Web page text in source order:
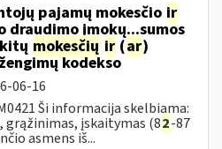
pajamų mokesčio ir
įmokų...sumos
mokesčių ir (ar)
kodekso
06-16
Ši informacija skelbiama:
grąžinimas, įskaitymas (82-87
asmens iš...